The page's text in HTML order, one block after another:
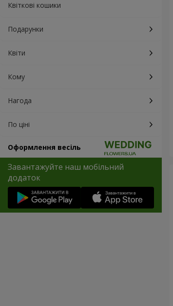
Квіткові кошики
Подарунки
Квіти
Кому
Нагода
По ціні
Оформлення весіль
Завантажуйте наш мобільний
додаток